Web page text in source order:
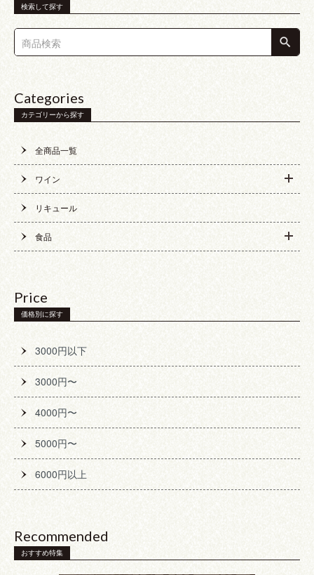
検索して探す
Categories
カテゴリーから探す
全商品一覧
ワイン
リキュール
食品
Price
価格別に探す
3000円以下
3000円〜
4000円〜
5000円〜
6000円以上
Recommended
おすすめ特集